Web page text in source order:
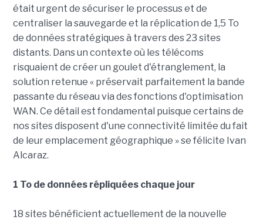
était urgent de sécuriser le processus et de
centraliser la sauvegarde et la réplication de 1,5 To
de données stratégiques à travers des 23 sites
distants. Dans un contexte où les télécoms
risquaient de créer un goulet d'étranglement, la
solution retenue « préservait parfaitement la bande
passante du réseau via des fonctions d'optimisation
WAN. Ce détail est fondamental puisque certains de
nos sites disposent d'une connectivité limitée du fait
de leur emplacement géographique » se félicite Ivan
Alcaraz.
1 To de données répliquées chaque jour
18 sites bénéficient actuellement de la nouvelle